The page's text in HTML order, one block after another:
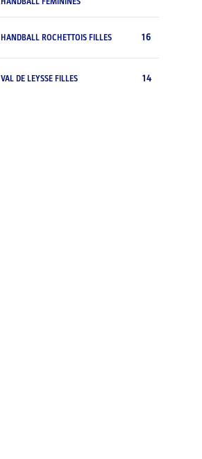
HANDBALL ROCHETTOIS FILLES 16
VAL DE LEYSSE FILLES 14